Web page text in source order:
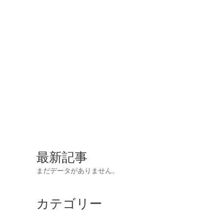
最新記事
まだデータがありません。
カテゴリー